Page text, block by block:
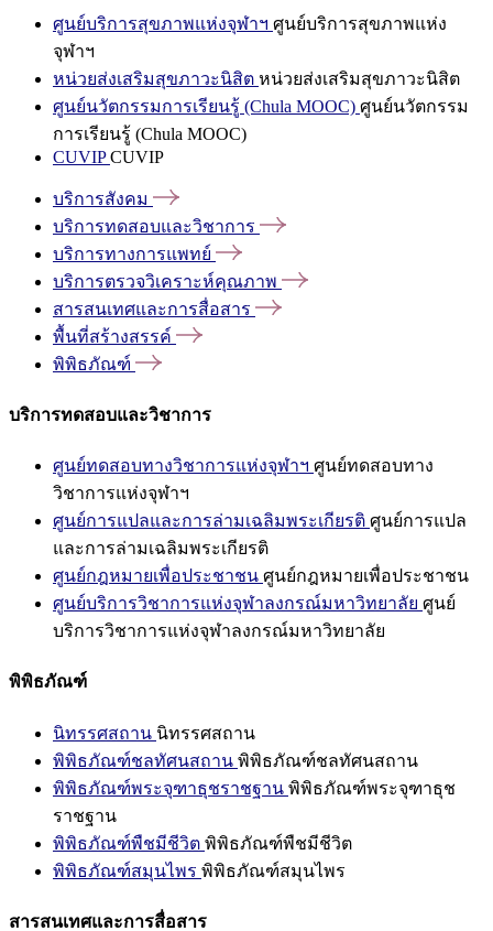
ศูนย์บริการสุขภาพแห่งจุฬาฯ ศูนย์บริการสุขภาพแห่ง
จุฬาฯ
หน่วยส่งเสริมสุขภาวะนิสิต หน่วยส่งเสริมสุขภาวะนิสิต
ศูนย์นวัตกรรมการเรียนรู้ (Chula MOOC) ศูนย์นวัตกรรม
การเรียนรู้ (Chula MOOC)
CUVIPCUVIP
บริการสังคม
บริการทดสอบและวิชาการ
บริการทางการแพทย์
บริการตรวจวิเคราะห์คุณภาพ
สารสนเทศและการสื่อสาร
พื้นที่สร้างสรรค์
พิพิธภัณฑ์
บริการทดสอบและวิชาการ
ศูนย์ทดสอบทางวิชาการแห่งจุฬาฯ ศูนย์ทดสอบทาง
วิชาการแห่งจุฬาฯ
ศูนย์การแปลและการล่ามเฉลิมพระเกียรติ ศูนย์การแปล
และการล่ามเฉลิมพระเกียรติ
ศูนย์กฎหมายเพื่อประชาชน ศูนย์กฎหมายเพื่อประชาชน
ศูนย์บริการวิชาการแห่งจุฬาลงกรณ์มหาวิทยาลัย ศูนย์
บริการวิชาการแห่งจุฬาลงกรณ์มหาวิทยาลัย
พิพิธภัณฑ์
นิทรรศสถาน นิทรรศสถาน
พิพิธภัณฑ์ชลทัศนสถาน พิพิธภัณฑ์ชลทัศนสถาน
พิพิธภัณฑ์พระจุฑาธุชราชฐาน พิพิธภัณฑ์พระจุฑาธุช
ราชฐาน
พิพิธภัณฑ์พืชมีชีวิต พิพิธภัณฑ์พืชมีชีวิต
พิพิธภัณฑ์สมุนไพร พิพิธภัณฑ์สมุนไพร
สารสนเทศและการสื่อสาร